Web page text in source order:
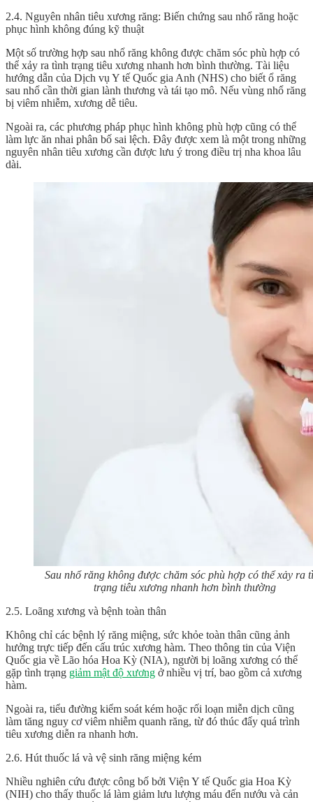
2.4. Nguyên nhân tiêu xương răng: Biến chứng sau nhổ răng hoặc
phục hình không đúng kỹ thuật
Một số trường hợp sau nhổ răng không được chăm sóc phù hợp có
thể xảy ra tình trạng tiêu xương nhanh hơn bình thường. Tài liệu
hướng dẫn của Dịch vụ Y tế Quốc gia Anh (NHS) cho biết ổ răng
sau nhổ cần thời gian lành thương và tái tạo mô. Nếu vùng nhổ răng
bị viêm nhiễm, xương dễ tiêu.
Ngoài ra, các phương pháp phục hình không phù hợp cũng có thể
làm lực ăn nhai phân bố sai lệch. Đây được xem là một trong những
nguyên nhân tiêu xương cần được lưu ý trong điều trị nha khoa lâu
dài.
Sau nhổ răng không được chăm sóc phù hợp có thể xảy ra
trạng tiêu xương nhanh hơn bình thường
2.5. Loãng xương và bệnh toàn thân
Không chỉ các bệnh lý răng miệng, sức khỏe toàn thân cũng ảnh
hưởng trực tiếp đến cấu trúc xương hàm. Theo thông tin của Viện
Quốc gia về Lão hóa Hoa Kỳ (NIA), người bị loãng xương có thể
gặp tình trạng giảm mật độ xương ở nhiều vị trí, bao gồm cả xương
hàm.
Ngoài ra, tiểu đường kiểm soát kém hoặc rối loạn miễn dịch cũng
làm tăng nguy cơ viêm nhiễm quanh răng, từ đó thúc đẩy quá trình
tiêu xương diễn ra nhanh hơn.
2.6. Hút thuốc lá và vệ sinh răng miệng kém
Nhiều nghiên cứu được công bố bởi Viện Y tế Quốc gia Hoa Kỳ
(NIH) cho thấy thuốc lá làm giảm lưu lượng máu đến nướu và cản